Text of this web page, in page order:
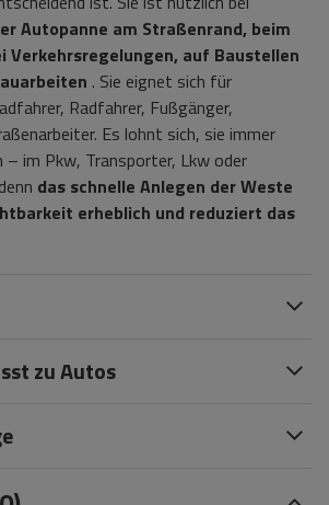
Autopanne am Straßenrand, beim
Verkehrsregelungen, auf Baustellen
. Sie eignet sich für
Radfahrer, Fußgänger,
Es lohnt sich, sie immer
im Pkw, Transporter, Lkw oder
das schnelle Anlegen der Weste
erheblich und reduziert das
zu Autos